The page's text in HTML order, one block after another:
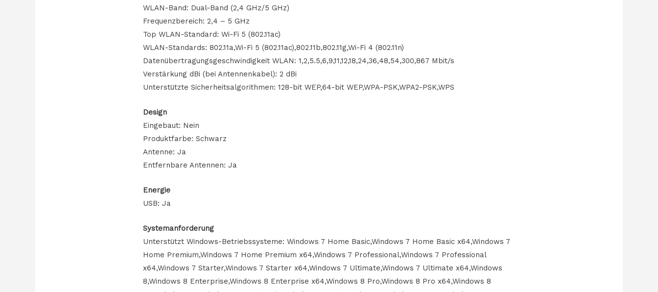
WLAN-Band: Dual-Band (2,4 GHz/5 GHz)
Frequenzbereich: 2,4 – 5 GHz
Top WLAN-Standard: Wi-Fi 5 (802.11ac)
WLAN-Standards: 802.11a,Wi-Fi 5 (802.11ac),802.11b,802.11g,Wi-Fi 4 (802.11n)
Datenübertragungsgeschwindigkeit WLAN: 1,2,5.5,6,9,11,12,18,24,36,48,54,300,867 Mbit/s
Verstärkung dBi (bei Antennenkabel): 2 dBi
Unterstützte Sicherheitsalgorithmen: 128-bit WEP,64-bit WEP,WPA-PSK,WPA2-PSK,WPS
Design
Eingebaut: Nein
Produktfarbe: Schwarz
Antenne: Ja
Entfernbare Antennen: Ja
Energie
USB: Ja
Systemanforderung
Unterstützt Windows-Betriebssysteme: Windows 7 Home Basic,Windows 7 Home Basic x64,Windows 7
Home Premium,Windows 7 Home Premium x64,Windows 7 Professional,Windows 7 Professional
x64,Windows 7 Starter,Windows 7 Starter x64,Windows 7 Ultimate,Windows 7 Ultimate x64,Windows
8,Windows 8 Enterprise,Windows 8 Enterprise x64,Windows 8 Pro,Windows 8 Pro x64,Windows 8